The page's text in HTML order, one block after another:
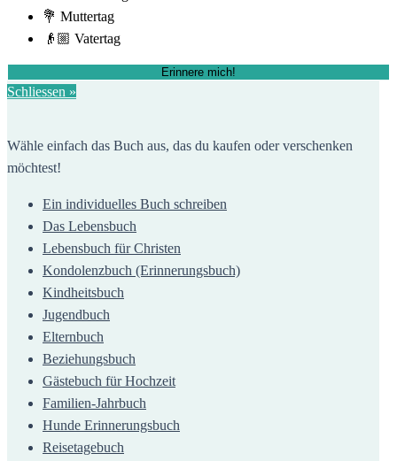
💐 Muttertag
👴🏼 Vatertag
Erinnere mich!
Schliessen »
Wähle einfach das Buch aus, das du kaufen oder verschenken
möchtest!
Ein individuelles Buch schreiben
Das Lebensbuch
Lebensbuch für Christen
Kondolenzbuch (Erinnerungsbuch)
Kindheitsbuch
Jugendbuch
Elternbuch
Beziehungsbuch
Gästebuch für Hochzeit
Familien-Jahrbuch
Hunde Erinnerungsbuch
Reisetagebuch